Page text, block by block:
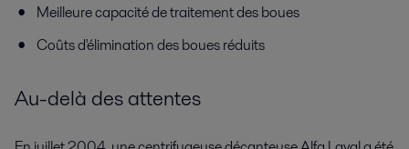
Meilleure capacité de traitement des boues
Coûts d'élimination des boues réduits
Au-delà des attentes